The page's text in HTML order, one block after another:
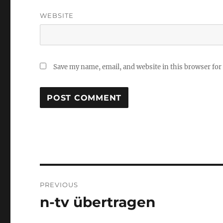
WEBSITE
Save my name, email, and website in this browser
navigation
PREVIOUS
Previous
n-tv übertragen